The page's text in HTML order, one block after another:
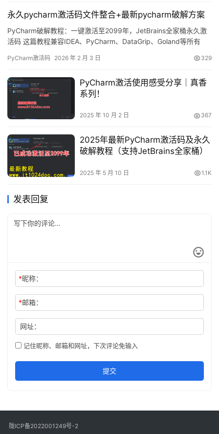
统与…
永久pycharm激活码文件整合+最新pycharm破解方案
PyCharm破解教程：一键激活至2099年，JetBrains全家桶永久激
活码 这篇教程兼容IDEA、PyCharm、DataGrip、Goland等所有
最新版PyCharm破解成功的界面截图，如下图所示，可以看到软件
方式，…
PyCharm激活码 2026 年 2 月 3 日 329
PyCharm激活使用感受分享｜真香
系列！
2025 年 10 月 2 日 367
2025年最新PyCharm激活码及永久
破解教程（支持JetBrains全家桶）
2025 年 5 月 10 日 1.1K
发表回复
*昵称：
*邮箱：
网址：
记住昵称、邮箱和网址，下次评论免输入
提交
陇ICP备2022001249号-2